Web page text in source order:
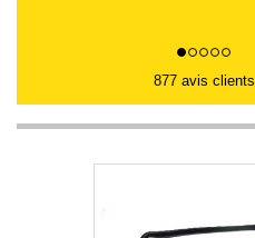
877 avis clients